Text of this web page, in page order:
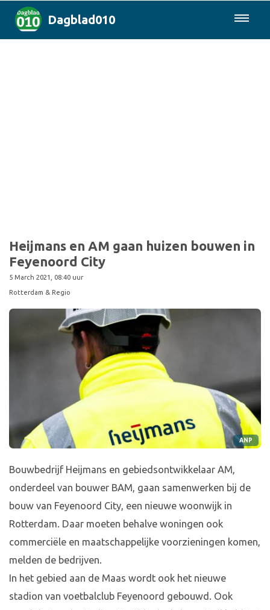
Dagblad010
Heijmans en AM gaan huizen bouwen in
Feyenoord City
5 March 2021, 08:40 uur
Rotterdam & Regio
ANP
Bouwbedrijf Heijmans en gebiedsontwikkelaar AM,
onderdeel van bouwer BAM, gaan samenwerken bij de
bouw van Feyenoord City, een nieuwe woonwijk in
Rotterdam. Daar moeten behalve woningen ook
commerciële en maatschappelijke voorzieningen komen,
melden de bedrijven.
In het gebied aan de Maas wordt ook het nieuwe
stadion van voetbalclub Feyenoord gebouwd. Ook